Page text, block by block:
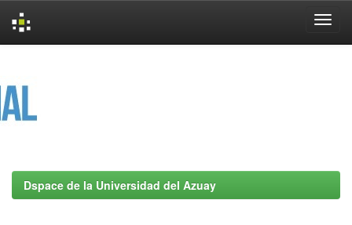
Dspace de la Universidad del Azuay